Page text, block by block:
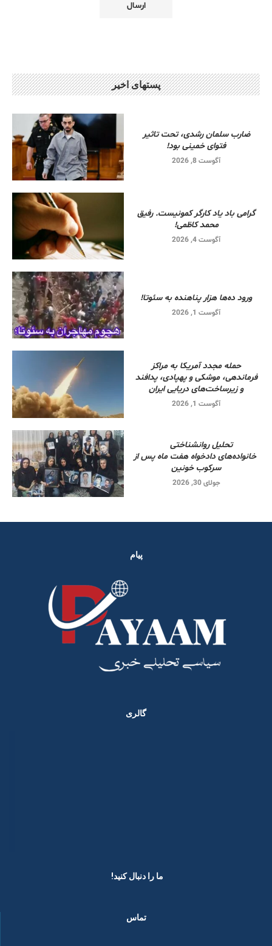
پستهای اخیر
ضارب سلمان رشدی، تحت تاثیر
فتوای خمینی بود!
آگوست 8, 2026
گرامی باد یاد کارگر کمونیست. رفیق
محمد کاظمی!
آگوست 4, 2026
ورود ده‌ها هزار پناهنده به سئوتا!
آگوست 1, 2026
حمله مجدد آمریکا به مراکز
فرماندهی، موشکی و پهپادی، پدافند
و زیرساخت‌های دریایی ایران
آگوست 1, 2026
تحلیل روانشناختی
خانواده‌های دادخواه هفت ماه پس از
سرکوب خونین
جولای 30, 2026
پیام
گالری
ما را دنبال کنید! ​
تماس